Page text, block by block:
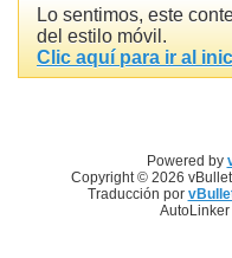
Lo sentimos, este
del estilo móvil.
Clic aquí para ir al
Powered by
Copyright © 2026
Traducción por